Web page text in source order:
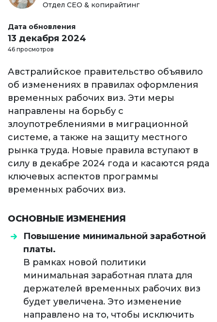
Отдел СЕО & копирайтинг
Дата обновления
13 декабря 2024
46 просмотров
Австралийское правительство объявило
об изменениях в правилах оформления
временных рабочих виз. Эти меры
направлены на борьбу с
злоупотреблениями в миграционной
системе, а также на защиту местного
рынка труда. Новые правила вступают в
силу в декабре 2024 года и касаются ряда
ключевых аспектов программы
временных рабочих виз.
ОСНОВНЫЕ ИЗМЕНЕНИЯ
Повышение минимальной заработной
платы.
В рамках новой политики
минимальная заработная плата для
держателей временных рабочих виз
будет увеличена. Это изменение
направлено на то, чтобы исключить